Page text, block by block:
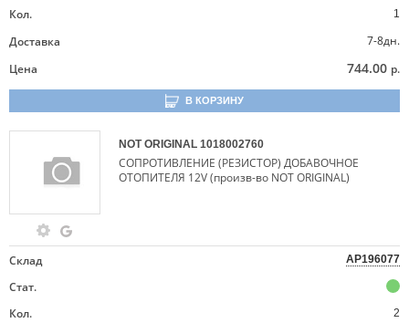
Кол.
1
Доставка
7-8дн.
Цена
744.00 р.
В КОРЗИНУ
NOT ORIGINAL 1018002760
СОПРОТИВЛЕНИЕ (РЕЗИСТОР) ДОБАВОЧНОЕ
ОТОПИТЕЛЯ 12V (произв-во NOT ORIGINAL)
Склад AP196077
Стат.
Кол.
2